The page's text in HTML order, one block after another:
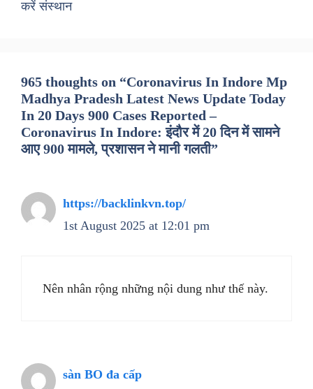
करें संस्थान
965 thoughts on “Coronavirus In Indore Mp
Madhya Pradesh Latest News Update Today
In 20 Days 900 Cases Reported –
Coronavirus In Indore: इंदौर में 20 दिन में सामने
आए 900 मामले, प्रशासन ने मानी गलती”
https://backlinkvn.top/
1st August 2025 at 12:01 pm
Nên nhân rộng những nội dung như thế này.
sàn BO đa cấp